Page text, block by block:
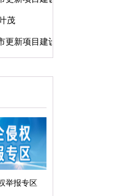
茂
更新项目建设
举报专区